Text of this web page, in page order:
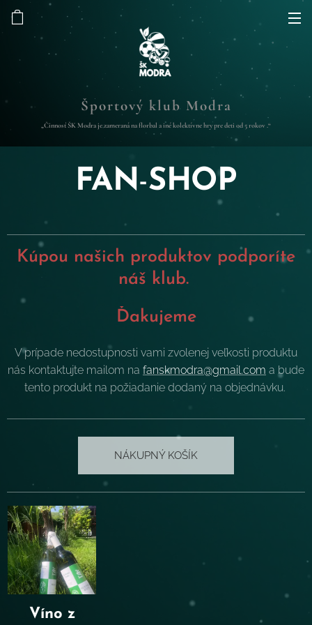
Športový klub Modra
„Činnosť ŠK Modra je zameraná na florbal a iné kolektívne hry pre deti od 5 rokov .“
FAN-SHOP
Kúpou našich produktov podporíte
náš klub.
Ďakujeme
V prípade nedostupnosti vami zvolenej veľkosti produktu
nás kontaktujte mailom na fanskmodra@gmail.com a bude
tento produkt na požiadanie dodaný na objednávku.
NÁKUPNÝ KOŠÍK
Víno z